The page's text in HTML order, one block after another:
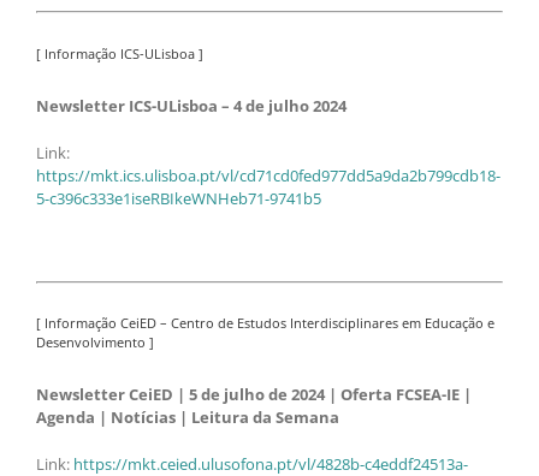
[ Informação ICS-ULisboa ]
Newsletter ICS-ULisboa – 4 de julho 2024
Link:
https://mkt.ics.ulisboa.pt/vl/cd71cd0fed977dd5a9da2b799cdb18-
5-c396c333e1iseRBIkeWNHeb71-9741b5
[ Informação CeiED – Centro de Estudos Interdisciplinares em Educação e
Desenvolvimento ]
Newsletter CeiED | 5 de julho de 2024 | Oferta FCSEA-IE |
Agenda | Notícias | Leitura da Semana
Link: https://mkt.ceied.ulusofona.pt/vl/4828b-c4eddf24513a-